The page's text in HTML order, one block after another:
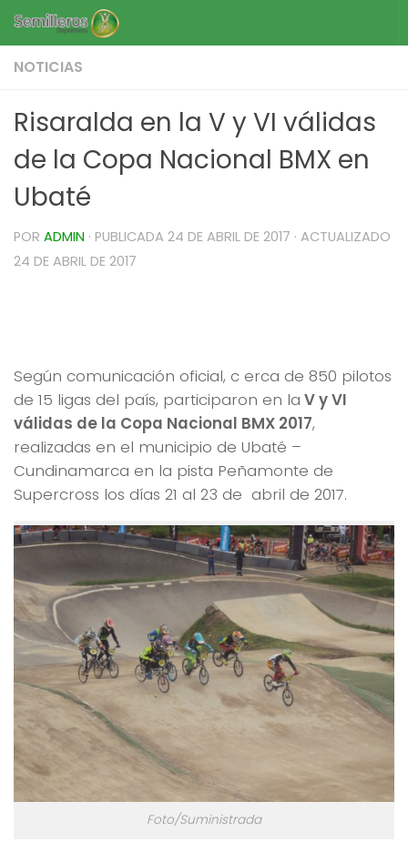
Saltar al contenido
NOTICIAS
Risaralda en la V y VI válidas
de la Copa Nacional BMX en
Ubaté
POR ADMIN · PUBLICADA 24 DE ABRIL DE 2017 · ACTUALIZADO
24 DE ABRIL DE 2017
Según comunicación oficial, c erca de 850 pilotos
de 15 ligas del país, participaron en la V y VI
válidas de la Copa Nacional BMX 2017,
realizadas en el municipio de Ubaté –
Cundinamarca en la pista Peñamonte de
Supercross los días 21 al 23 de abril de 2017.
Foto/Suministrada